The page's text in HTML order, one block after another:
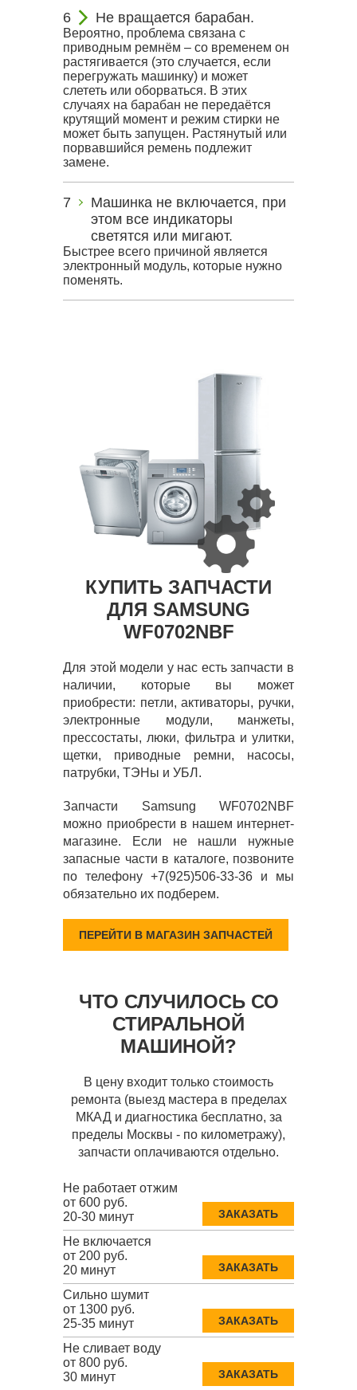
Не вращается барабан.
Вероятно, проблема связана с
приводным ремнём – со временем он
растягивается (это случается, если
перегружать машинку) и может
слететь или оборваться. В этих
случаях на барабан не передаётся
крутящий момент и режим стирки не
может быть запущен. Растянутый или
порвавшийся ремень подлежит
замене.
Машинка не включается, при
этом все индикаторы
светятся или мигают.
Быстрее всего причиной является
электронный модуль, которые нужно
поменять.
КУПИТЬ ЗАПЧАСТИ
ДЛЯ SAMSUNG
WF0702NBF
Для этой модели у нас есть запчасти в
наличии, которые вы может
приобрести: петли, активаторы, ручки,
электронные модули, манжеты,
прессостаты, люки, фильтра и улитки,
щетки, приводные ремни, насосы,
патрубки, ТЭНы и УБЛ.
Запчасти Samsung WF0702NBF
можно приобрести в нашем интернет-
магазине. Если не нашли нужные
запасные части в каталоге, позвоните
по телефону +7(925)506-33-36 и мы
обязательно их подберем.
ПЕРЕЙТИ В МАГАЗИН ЗАПЧАСТЕЙ
ЧТО СЛУЧИЛОСЬ СО
СТИРАЛЬНОЙ
МАШИНОЙ?
В цену входит только стоимость
ремонта (выезд мастера в пределах
МКАД и диагностика бесплатно, за
пределы Москвы - по километражу),
запчасти оплачиваются отдельно.
Не работает отжим
от 600 руб.
20-30 минут
ЗАКАЗАТЬ
Не включается
от 200 руб.
20 минут
ЗАКАЗАТЬ
Сильно шумит
от 1300 руб.
25-35 минут
ЗАКАЗАТЬ
Не сливает воду
от 800 руб.
30 минут
ЗАКАЗАТЬ